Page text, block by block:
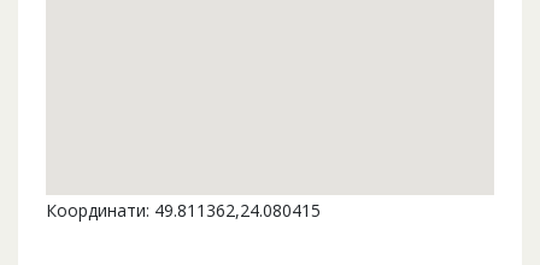
Координати: 49.811362,24.080415